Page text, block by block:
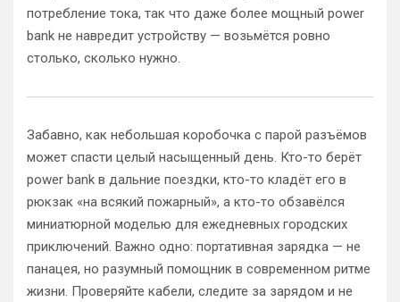
потребление тока, так что даже более мощный power
bank не навредит устройству — возьмётся ровно
столько, сколько нужно.
Забавно, как небольшая коробочка с парой разъёмов
может спасти целый насыщенный день. Кто-то берёт
power bank в дальние поездки, кто-то кладёт его в
рюкзак «на всякий пожарный», а кто-то обзавёлся
миниатюрной моделью для ежедневных городских
приключений. Важно одно: портативная зарядка — не
панацея, но разумный помощник в современном ритме
жизни. Проверяйте кабели, следите за зарядом и не